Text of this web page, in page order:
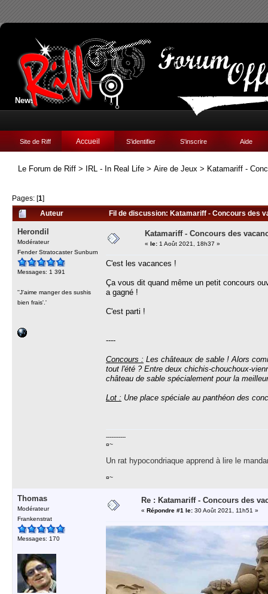
News:
Site de Riff Accueil S'identifier S'inscrire Aide
Le Forum de Riff > IRL - In Real Life > Aire de Jeux > Katamariff -
Pages: [1]
Auteur
Fil de discussion: Katamariff - Concours des
Herondil
Modérateur
Fender Stratocaster Sunburn
Messages: 1 391
''J'aime manger des sushis
bien frais'.'
Katamariff - Concours des
« le: 1 Août 2021, 18h37 »
C'est les vacances !
Ça vous dit quand même un petit concours
a gagné !
C'est parti !
----
Concours : Les châteaux de sable ! Alors
tout l'été ? Entre deux chichis-chouchoux-
château de sable spécialement pour la
Lot : Une place spéciale au panthéon des
-----------
¤~
Un rat hypocondriaque apprend à lire le
¤~
Thomas
Modérateur
Frankenstrat
Messages: 170
Re : Katamariff - Concours des
« Répondre #1 le: 30 Août 2021, 11h51 »